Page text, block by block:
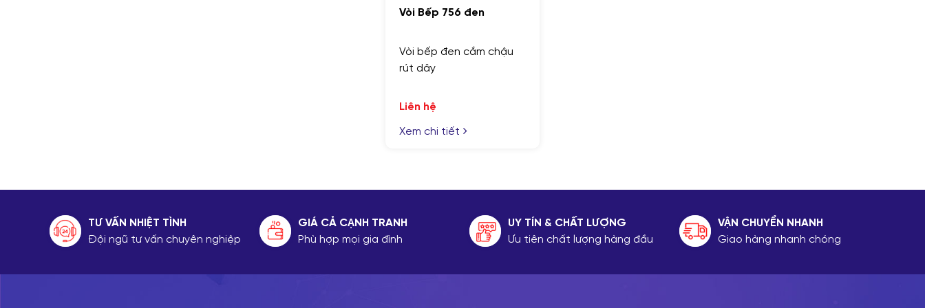
Vòi Bếp 756 đen
Vòi bếp đen cắm chậu
rút dây
Liên hệ
Xem chi tiết
TƯ VẤN NHIỆT TÌNH
Đội ngũ tư vấn chuyên nghiệp
GIÁ CẢ CẠNH TRANH
Phù hợp mọi gia đình
UY TÍN & CHẤT LƯỢNG
Ưu tiên chất lượng hàng đầu
VẬN CHUYỂN NHANH
Giao hàng nhanh chóng